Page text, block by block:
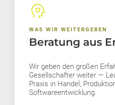
psychology
WAS WIR WEITERGEBEN
Beratung aus
Wir geben den großen
Gesellschafter weiter —
Praxis in Handel,
Softwareentwicklung.